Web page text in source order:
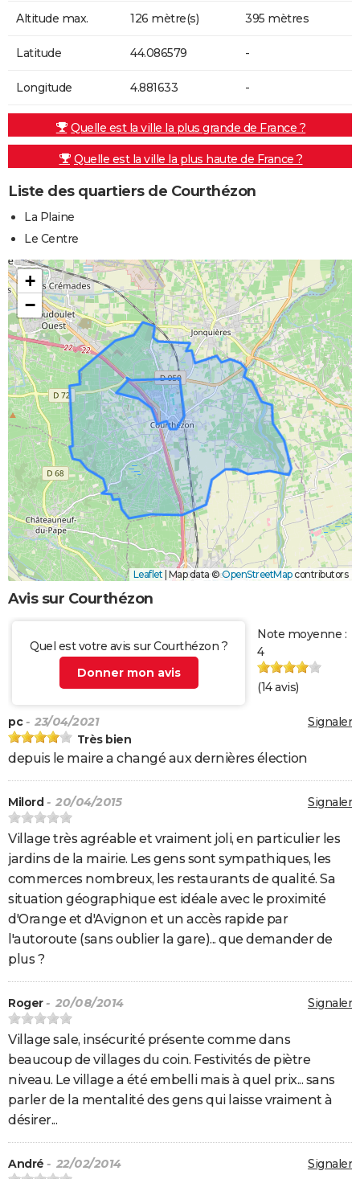
Altitude max. 126 mètre(s) 395 mètres
Latitude 44.086579 -
Longitude 4.881633 -
Quelle est la ville la plus grande de France ?
Quelle est la ville la plus haute de France ?
Liste des quartiers de Courthézon
La Plaine
Le Centre
+
−
Leaflet Map data ©OpenStreetMapcontributors
Avis sur Courthézon
Quel est votre avis sur Courthézon ?
Donner mon avis
Note moyenne :
4
(14avis)
Signaler
pc- 23/04/2021
Très bien
depuis le maire a changé aux dernières élection
Signaler
Milord - 20/04/2015
Village très agréable et vraiment joli, en particulier les
jardins de la mairie. Les gens sont sympathiques, les
commerces nombreux, les restaurants de qualité. Sa
situation géographique est idéale avec le proximité
d'Orange et d'Avignon et un accès rapide par
l'autoroute (sans oublier la gare)... que demander de
plus ?
Signaler
Roger- 20/08/2014
Village sale, insécurité présente comme dans
beaucoup de villages du coin. Festivités de piètre
niveau. Le village a été embelli mais à quel prix... sans
parler de la mentalité des gens qui laisse vraiment à
désirer...
Signaler
André - 22/02/2014